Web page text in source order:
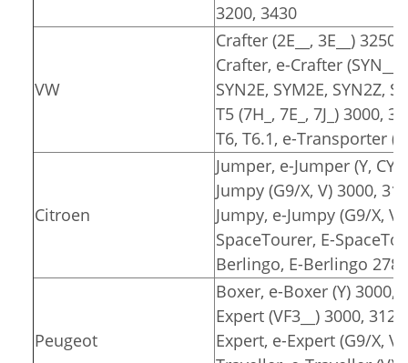
3200, 3430
VW
Crafter (2E__, 3E__)
Crafter, e-Crafter (SYN__,
SYN2E, SYM2E, SYN2Z,
T5 (7H_, 7E_, 7J_) 3000,
T6, T6.1, e-Transporter
Citroen
Jumper, e-Jumper (Y,
Jumpy (G9/X, V) 3000,
Jumpy, e-Jumpy (G9/X,
SpaceTourer, E-
Berlingo, E-Berlingo
Peugeot
Boxer, e-Boxer (Y) 3000,
Expert (VF3__) 3000, 3122
Expert, e-Expert (G9/X,